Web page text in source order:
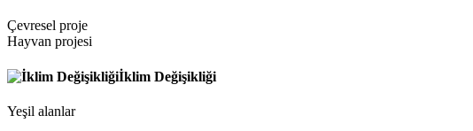
Çevresel proje
Hayvan projesi
İklim Değişikliği
Yeşil alanlar